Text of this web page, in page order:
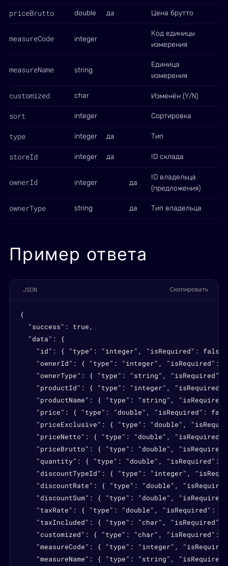
priceBrutto double да Цена брутто
measureCode integer
Код единицы
измерения
measureName string
Единица
измерения
customized char Изменён (Y/N)
sort integer Сортировка
type integer да Тип
storeId integer да ID склада
ownerId integer да
ID владельца
(предложения)
ownerType string да Тип владельца
Пример ответа
JSON Скопировать
{
  "success": true,
  "data": {
"id": { "type": "integer", "isRequired":
"ownerId": { "type": "integer", "isRequired":
"ownerType": { "type": "string",
"productId": { "type": "integer",
"productName": { "type": "string",
"price": { "type": "double", "isRequired":
"priceExclusive": { "type": "double",
"priceNetto": { "type": "double",
"priceBrutto": { "type": "double",
"quantity": { "type": "double", "isRequired":
"discountTypeId": { "type": "integer",
"discountRate": { "type": "double",
"discountSum": { "type": "double",
"taxRate": { "type": "double", "isRequired":
"taxIncluded": { "type": "char",
"customized": { "type": "char", "isRequired":
"measureCode": { "type": "integer",
"measureName": { "type": "string",